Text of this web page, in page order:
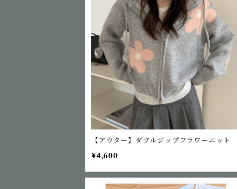
【アウター】ダブルジップフラワーニット
¥4,600